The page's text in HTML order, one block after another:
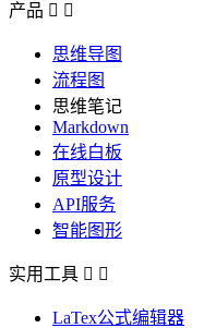
产品  
思维导图
流程图
思维笔记
Markdown
在线白板
原型设计
API服务
智能图形
实用工具  
LaTex公式编辑器